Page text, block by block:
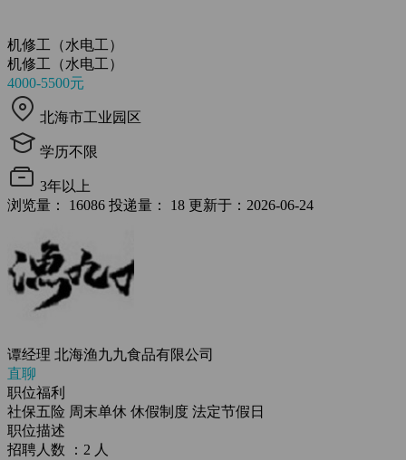
机修工（水电工）
机修工（水电工）
4000-5500元
北海市工业园区
学历不限
3年以上
浏览量： 16086 投递量： 18 更新于：2026-06-24
谭经理 北海渔九九食品有限公司
直聊
职位福利
社保五险 周末单休 休假制度 法定节假日
职位描述
招聘人数 ：2 人